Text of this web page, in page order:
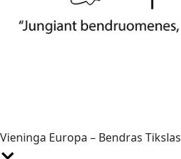
Vieninga Europa – Bendras Tikslas